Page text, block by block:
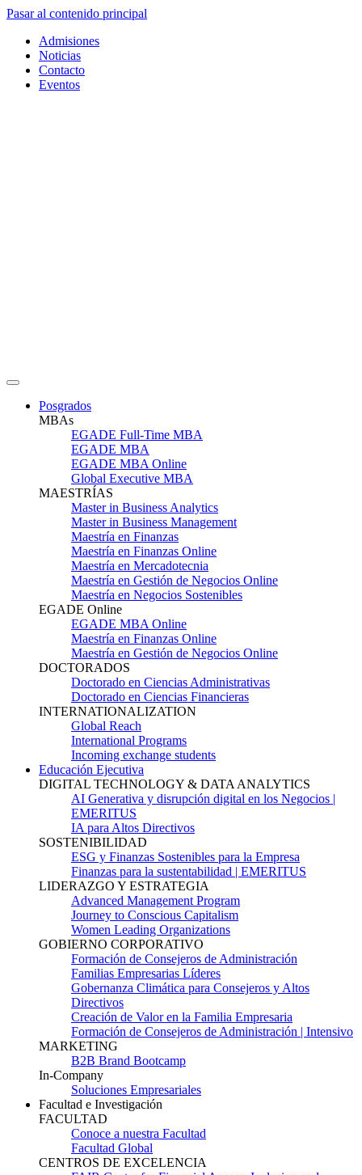
Pasar al contenido principal
Admisiones
Noticias
Contacto
Eventos
Posgrados
MBAs
EGADE Full-Time MBA
EGADE MBA
EGADE MBA Online
Global Executive MBA
MAESTRÍAS
Master in Business Analytics
Master in Business Management
Maestría en Finanzas
Maestría en Finanzas Online
Maestría en Mercadotecnia
Maestría en Gestión de Negocios Online
Maestría en Negocios Sostenibles
EGADE Online
EGADE MBA Online
Maestría en Finanzas Online
Maestría en Gestión de Negocios Online
DOCTORADOS
Doctorado en Ciencias Administrativas
Doctorado en Ciencias Financieras
INTERNATIONALIZATION
Global Reach
International Programs
Incoming exchange students
Educación Ejecutiva
DIGITAL TECHNOLOGY & DATA ANALYTICS
AI Generativa y disrupción digital en los Negocios |
EMERITUS
IA para Altos Directivos
SOSTENIBILIDAD
ESG y Finanzas Sostenibles para la Empresa
Finanzas para la sustentabilidad | EMERITUS
LIDERAZGO Y ESTRATEGIA
Advanced Management Program
Journey to Conscious Capitalism
Women Leading Organizations
GOBIERNO CORPORATIVO
Formación de Consejeros de Administración
Familias Empresarias Líderes
Gobernanza Climática para Consejeros y Altos
Directivos
Creación de Valor en la Familia Empresaria
Formación de Consejeros de Administración | Intensivo
MARKETING
B2B Brand Bootcamp
In-Company
Soluciones Empresariales
Facultad e Investigación
FACULTAD
Conoce a nuestra Facultad
Facultad Global
CENTROS DE EXCELENCIA